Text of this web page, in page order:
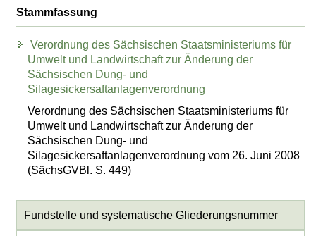
Stammfassung
Verordnung des Sächsischen Staatsministeriums für
Umwelt und Landwirtschaft zur Änderung der
Sächsischen Dung- und
Silagesickersaftanlagenverordnung
Verordnung des Sächsischen Staatsministeriums für
Umwelt und Landwirtschaft zur Änderung der
Sächsischen Dung- und
Silagesickersaftanlagenverordnung vom 26. Juni 2008
(SächsGVBl. S. 449)
Fundstelle und systematische Gliederungsnummer